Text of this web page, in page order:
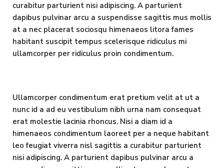
curabitur parturient nisi adipiscing. A parturient
dapibus pulvinar arcu a suspendisse sagittis mus mollis
at a nec placerat sociosqu himenaeos litora fames
habitant suscipit tempus scelerisque ridiculus mi
ullamcorper per ridiculus proin condimentum.
Ullamcorper condimentum erat pretium velit at ut a
nunc id a ad eu vestibulum nibh urna nam consequat
erat molestie lacinia rhoncus. Nisi a diam id a
himenaeos condimentum laoreet per a neque habitant
leo feugiat viverra nisl sagittis a curabitur parturient
nisi adipiscing. A parturient dapibus pulvinar arcu a